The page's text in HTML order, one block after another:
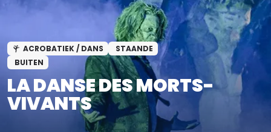
ACROBATIEK / DANS
STAANDE
BUITEN
LA DANSE DES MORTS-
VIVANTS